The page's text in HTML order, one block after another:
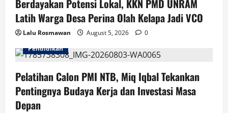
o
n
Berdayakan Potensi Lokal, KKN PMD UNRAM
Latih Warga Desa Perina Olah Kelapa Jadi VCO
Lalu Rosmawan August 5, 2026
0
Pendidikan
Pelatihan Calon PMI NTB, Miq Iqbal Tekankan
Pentingnya Budaya Kerja dan Investasi Masa
Depan